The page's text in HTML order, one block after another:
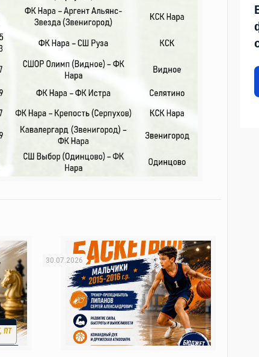
30.07.2026